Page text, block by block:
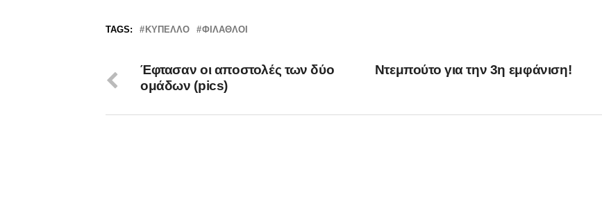
TAGS: ΚΎΠΕΛΛΟ ΦΊΛΑΘΛΟΙ
Ντεμπούτο για την 3η εμφάνιση!
Έφτασαν οι αποστολές των δύο
ομάδων (pics)